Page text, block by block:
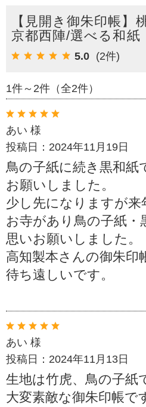
【見開き御朱印帳】
京都西陣/選べる和紙
5.0 (2件)
1件～2件（全2件）
あい 様
投稿日：2024年11月19日
鳥の子紙に続き黒和紙
お願いしました。
少し先になりますが
お寺があり鳥の子紙
思いお願いしました。
高知製本さんの御朱印
待ち遠しいです。
あい 様
投稿日：2024年11月13日
生地は竹虎、鳥の子紙
大変素敵な御朱印帳で